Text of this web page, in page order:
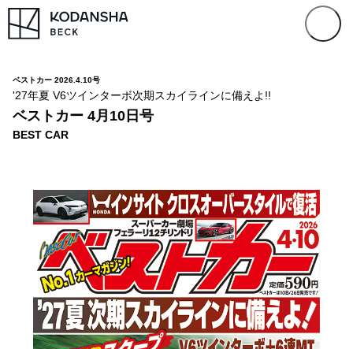
ベストカー 2026.4.10号
'27年夏 V6ツインターボ次期スカイラインに備えよ!!
ベストカー 4月10日号
BEST CAR